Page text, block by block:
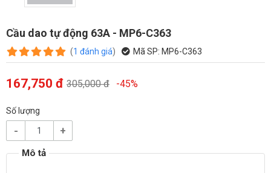
Cầu dao tự động 63A - MP6-C363
(1 đánh giá) Mã SP: MP6-C363
167,750 đ 305,000 đ -45%
Số lượng
- +